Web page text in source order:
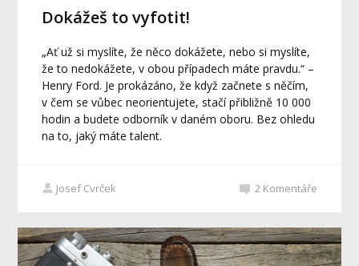
Dokážeš to vyfotit!
„Ať už si myslíte, že něco dokážete, nebo si myslíte,
že to nedokážete, v obou případech máte pravdu.“ –
Henry Ford. Je prokázáno, že když začnete s něčím,
v čem se vůbec neorientujete, stačí přibližně 10 000
hodin a budete odborník v daném oboru. Bez ohledu
na to, jaký máte talent.
Josef Cvrček 2 Komentáře